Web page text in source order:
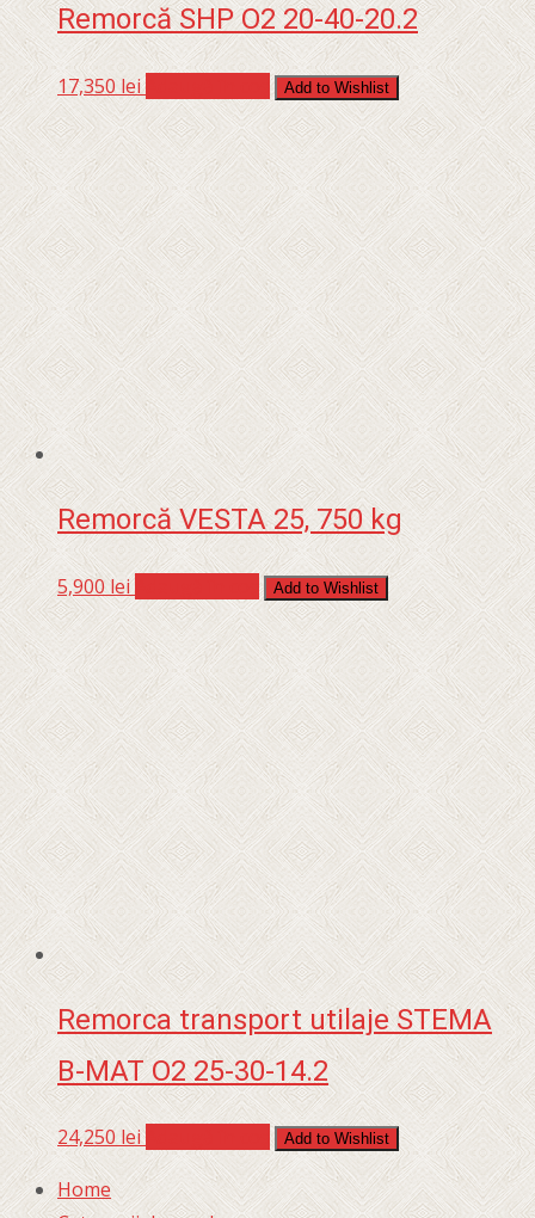
Remorcă SHP O2 20-40-20.2
17,350 lei Add to Wishlist
Remorcă VESTA 25, 750 kg
5,900lei Add to Wishlist
Remorca transport utilaje STEMA
B-MAT O2 25-30-14.2
24,250 lei Add to Wishlist
Home